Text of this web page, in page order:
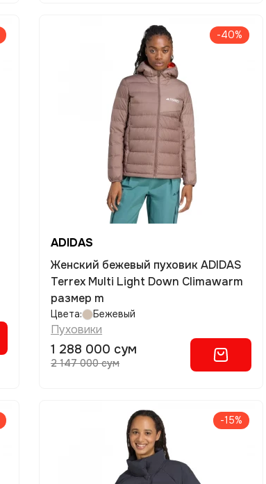
-40%
ADIDAS
Женский бежевый пуховик ADIDAS
Terrex Multi Light Down Climawarm
размер m
Цвета: Бежевый
Пуховики
1 288 000 сум
2 147 000 сум
-15%